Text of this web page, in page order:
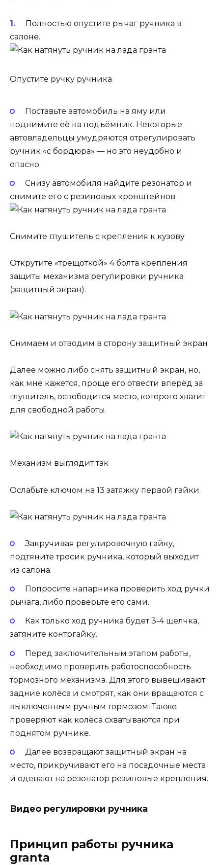
Полностью опустите рычаг ручника в
салоне.
Опустите ручку ручника
Поставьте автомобиль на яму или
поднимите её на подъёмник. Некоторые
автовладельцы умудряются отрегулировать
ручник «с бордюра» — но это неудобно и
опасно.
Снизу автомобиля найдите резонатор и
снимите его с резиновых кронштейнов.
Снимите глушитель с крепления к кузову
Открутите «трещоткой» 4 болта крепления
защиты механизма регулировки ручника
(защитный экран).
Снимаем и отводим в сторону защитный экран
Далее можно либо снять защитный экран, но,
как мне кажется, проще его отвести вперёд за
глушитель, освободится место, которого хватит
для свободной работы.
Механизм выглядит так
Ослабьте ключом на 13 затяжку первой гайки.
Закручивая регулировочную гайку,
подтяните тросик ручника, который выходит
из салона.
Попросите напарника проверить ход ручки
рычага, либо проверьте его сами.
Как только ход ручника будет 3-4 щелчка,
затяните контргайку.
Перед заключительным этапом работы,
необходимо проверить работоспособность
тормозного механизма. Для этого вывешивают
задние колёса и смотрят, как они вращаются с
выключенным ручным тормозом. Также
проверяют как колёса схватываются при
поднятом ручнике.
Далее возвращают защитный экран на
место, прикручивают его на посадочные места
и одевают на резонатор резиновые крепления.
Видео регулировки ручника
Принцип работы ручника
granta